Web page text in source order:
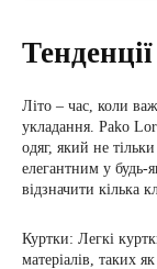
Літо – час, коли
укладання. Pako
одяг, який не
елегантним у будь-
відзначити кілька
Куртки: Легкі
матеріалів, таких